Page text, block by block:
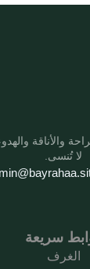
والأناقة
لا تُنسى.
سريعة
الغرف